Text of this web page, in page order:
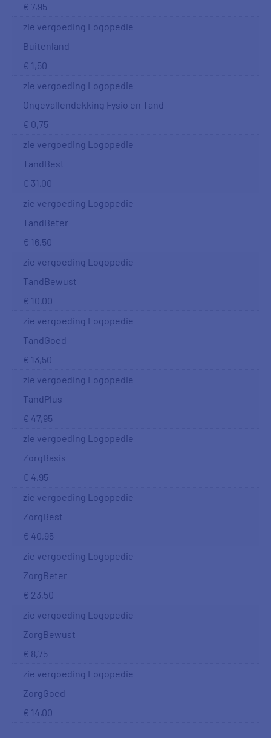
€ 7,95
zie vergoeding Logopedie
Buitenland
€ 1,50
zie vergoeding Logopedie
Ongevallendekking Fysio en Tand
€ 0,75
zie vergoeding Logopedie
TandBest
€ 31,00
zie vergoeding Logopedie
TandBeter
€ 16,50
zie vergoeding Logopedie
TandBewust
€ 10,00
zie vergoeding Logopedie
TandGoed
€ 13,50
zie vergoeding Logopedie
TandPlus
€ 47,95
zie vergoeding Logopedie
ZorgBasis
€ 4,95
zie vergoeding Logopedie
ZorgBest
€ 40,95
zie vergoeding Logopedie
ZorgBeter
€ 23,50
zie vergoeding Logopedie
ZorgBewust
€ 8,75
zie vergoeding Logopedie
ZorgGoed
€ 14,00